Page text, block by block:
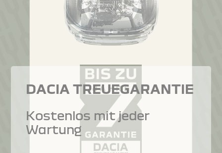
DACIA TREUEGARANTIE
Kostenlos mit jeder
Wartung